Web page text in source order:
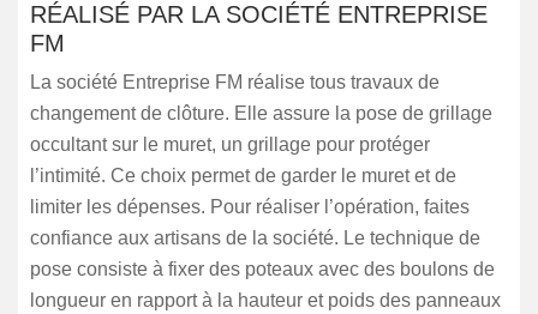
RÉALISÉ PAR LA SOCIÉTÉ ENTREPRISE
FM
La société Entreprise FM réalise tous travaux de
changement de clôture. Elle assure la pose de grillage
occultant sur le muret, un grillage pour protéger
l’intimité. Ce choix permet de garder le muret et de
limiter les dépenses. Pour réaliser l’opération, faites
confiance aux artisans de la société. Le technique de
pose consiste à fixer des poteaux avec des boulons de
longueur en rapport à la hauteur et poids des panneaux